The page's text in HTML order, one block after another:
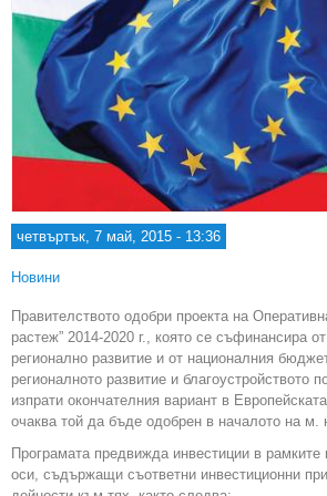
четвъртък, 7 май, 2015 - 13:36
Новини
Правителството одобри проекта на
растеж” 2014-2020 г., която се съфинансира
регионално развитие и от националния
регионалното развитие и благоустройството
изпрати окончателния вариант в
очаква той да бъде одобрен в началото на м.
Програмата предвижда инвестиции в рамките
оси, съдържащи съответни инвестиционни